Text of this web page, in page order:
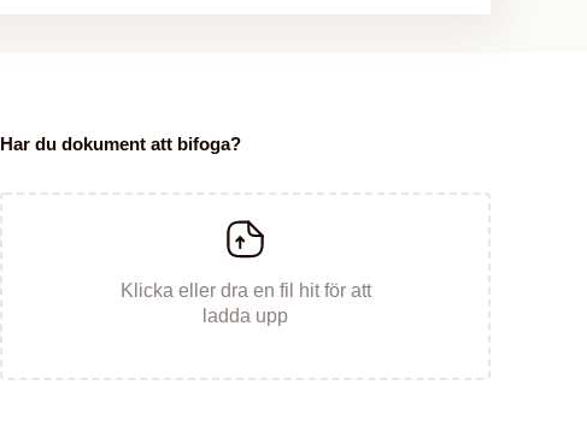
Har du dokument att bifoga?
Klicka eller dra en fil hit för att
ladda upp